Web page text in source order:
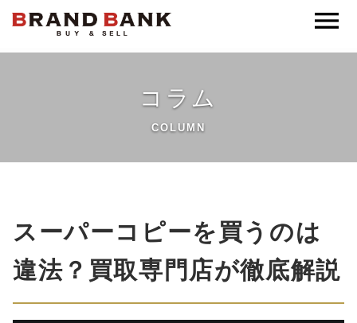
ブランドバンク公式
コラム
COLUMN
スーパーコピーを買うのは
違法？買取専門店が徹底解説